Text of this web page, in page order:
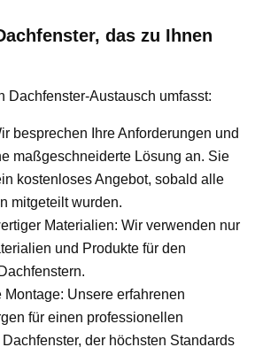
das zu Ihnen
Dachfenster-Austausch umfasst:
besprechen Ihre Anforderungen und
maßgeschneiderte Lösung an. Sie
kostenloses Angebot, sobald alle
mitgeteilt wurden.
Materialien: Wir verwenden nur
und Produkte für den
Montage: Unsere erfahrenen
für einen professionellen
der höchsten Standards